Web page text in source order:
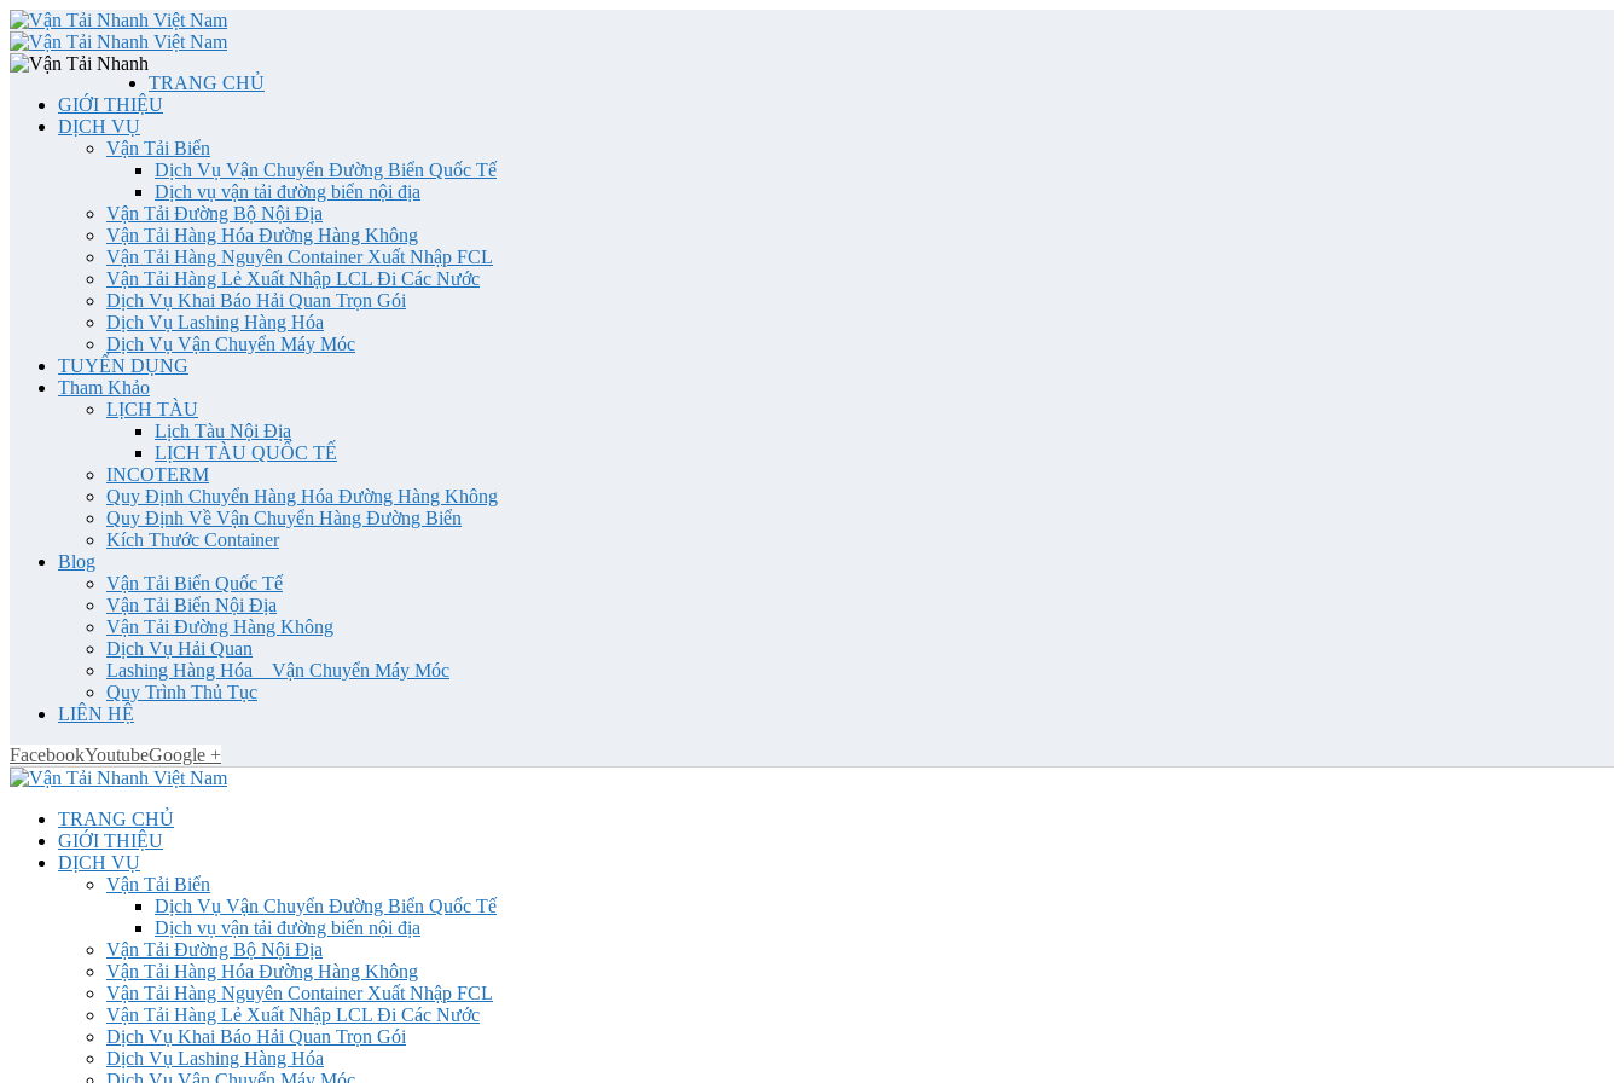
TRANG CHỦ
GIỚI THIỆU
DỊCH VỤ
Vận Tải Biển
Dịch Vụ Vận Chuyển Đường Biển Quốc Tế
Dịch vụ vận tải đường biển nội địa
Vận Tải Đường Bộ Nội Địa
Vận Tải Hàng Hóa Đường Hàng Không
Vận Tải Hàng Nguyên Container Xuất Nhập FCL
Vận Tải Hàng Lẻ Xuất Nhập LCL Đi Các Nước
Dịch Vụ Khai Báo Hải Quan Trọn Gói
Dịch Vụ Lashing Hàng Hóa
Dịch Vụ Vận Chuyển Máy Móc
TUYỂN DỤNG
Tham Khảo
LỊCH TÀU
Lịch Tàu Nội Địa
LỊCH TÀU QUỐC TẾ
INCOTERM
Quy Định Chuyển Hàng Hóa Đường Hàng Không
Quy Định Về Vận Chuyển Hàng Đường Biển
Kích Thước Container
Blog
Vận Tải Biển Quốc Tế
Vận Tải Biển Nội Địa
Vận Tải Đường Hàng Không
Dịch Vụ Hải Quan
Lashing Hàng Hóa _ Vận Chuyển Máy Móc
Quy Trình Thủ Tục
LIÊN HỆ
FacebookYoutubeGoogle +
TRANG CHỦ
GIỚI THIỆU
DỊCH VỤ
Vận Tải Biển
Dịch Vụ Vận Chuyển Đường Biển Quốc Tế
Dịch vụ vận tải đường biển nội địa
Vận Tải Đường Bộ Nội Địa
Vận Tải Hàng Hóa Đường Hàng Không
Vận Tải Hàng Nguyên Container Xuất Nhập FCL
Vận Tải Hàng Lẻ Xuất Nhập LCL Đi Các Nước
Dịch Vụ Khai Báo Hải Quan Trọn Gói
Dịch Vụ Lashing Hàng Hóa